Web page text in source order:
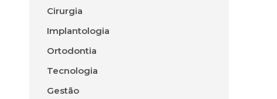
Cirurgia
Implantologia
Ortodontia
Tecnologia
Gestão